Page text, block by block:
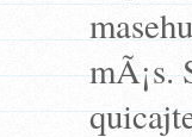
mÃ¡s.